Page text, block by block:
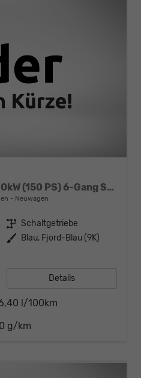
Basis (Basis) 1.5 TSI 110kW (150 PS) 6-Gang Schaltgetriebe
Neuwagen
Getriebe Schaltgetriebe
Außenfarbe Blau, Fjord-Blau (9K)
Details
l/100km
g/km